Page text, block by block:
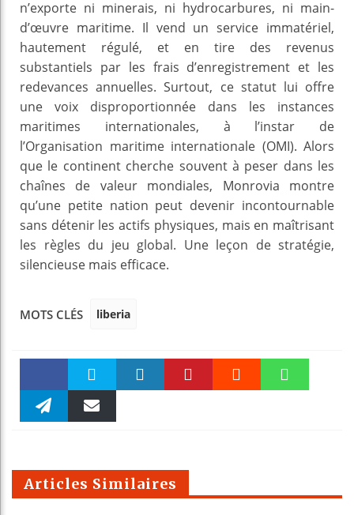
n’exporte ni minerais, ni hydrocarbures, ni main-
d’œuvre maritime. Il vend un service immatériel,
hautement régulé, et en tire des revenus
substantiels par les frais d’enregistrement et les
redevances annuelles. Surtout, ce statut lui offre
une voix disproportionnée dans les instances
maritimes internationales, à l’instar de
l’Organisation maritime internationale (OMI). Alors
que le continent cherche souvent à peser dans les
chaînes de valeur mondiales, Monrovia montre
qu’une petite nation peut devenir incontournable
sans détenir les actifs physiques, mais en maîtrisant
les règles du jeu global. Une leçon de stratégie,
silencieuse mais efficace.
MOTS CLÉS liberia
Faceboo Twitter
m
Articles Similaires